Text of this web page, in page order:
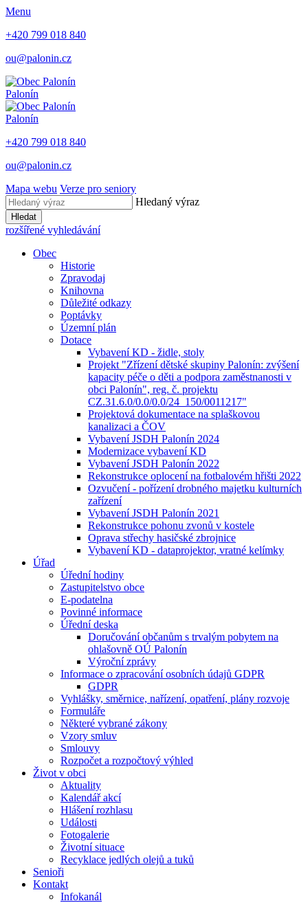
Menu
+420 799 018 840
ou@palonin.cz
Palonín
Palonín
+420 799 018 840
ou@palonin.cz
Mapa webu Verze pro seniory
Hledaný výraz
Hledat
rozšířené vyhledávání
Obec
Historie
Zpravodaj
Knihovna
Důležité odkazy
Poptávky
Územní plán
Dotace
Vybavení KD - židle, stoly
Projekt "Zřízení dětské skupiny Palonín: zvýšení
kapacity péče o děti a podpora zaměstnanosti v
obci Palonín", reg. č. projektu
CZ.31.6.0/0.0/0.0/24_150/0011217"
Projektová dokumentace na splaškovou
kanalizaci a ČOV
Vybavení JSDH Palonín 2024
Modernizace vybavení KD
Vybavení JSDH Palonín 2022
Rekonstrukce oplocení na fotbalovém hřišti 2022
Ozvučení - pořízení drobného majetku kulturních
zařízení
Vybavení JSDH Palonín 2021
Rekonstrukce pohonu zvonů v kostele
Oprava střechy hasičské zbrojnice
Vybavení KD - dataprojektor, vratné kelímky
Úřad
Úřední hodiny
Zastupitelstvo obce
E-podatelna
Povinné informace
Úřední deska
Doručování občanům s trvalým pobytem na
ohlašovně OÚ Palonín
Výroční zprávy
Informace o zpracování osobních údajů GDPR
GDPR
Vyhlášky, směrnice, nařízení, opatření, plány rozvoje
Formuláře
Některé vybrané zákony
Vzory smluv
Smlouvy
Rozpočet a rozpočtový výhled
Život v obci
Aktuality
Kalendář akcí
Hlášení rozhlasu
Události
Fotogalerie
Životní situace
Recyklace jedlých olejů a tuků
Senioři
Kontakt
Infokanál